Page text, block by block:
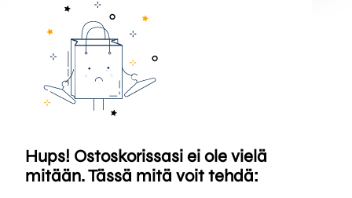
Hups! Ostoskorissasi ei ole vielä
mitään. Tässä mitä voit tehdä: